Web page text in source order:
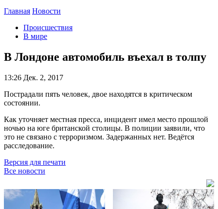
Главная Новости
Происшествия
В мире
В Лондоне автомобиль въехал в толпу
13:26 Дек. 2, 2017
Пострадали пять человек, двое находятся в критическом
состоянии.
Как уточняет местная пресса, инцидент имел место прошлой
ночью на юге британской столицы. В полиции заявили, что
это не связано с терроризмом. Задержанных нет. Ведётся
расследование.
Версия для печати
Все новости